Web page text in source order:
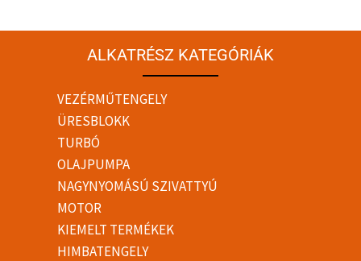
ALKATRÉSZ KATEGÓRIÁK
VEZÉRMŰTENGELY
ÜRESBLOKK
TURBÓ
OLAJPUMPA
NAGYNYOMÁSÚ SZIVATTYÚ
MOTOR
KIEMELT TERMÉKEK
HIMBATENGELY